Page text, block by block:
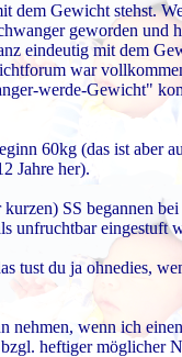
dem Gewicht stehst.
geworden und
eindeutig mit dem
war
werde-Gewicht"
60kg (das ist aber
Jahre her).
SS begannen
unfruchtbar eingestuft
tust du ja ohnedies,
nehmen, wenn ich
heftiger möglicher